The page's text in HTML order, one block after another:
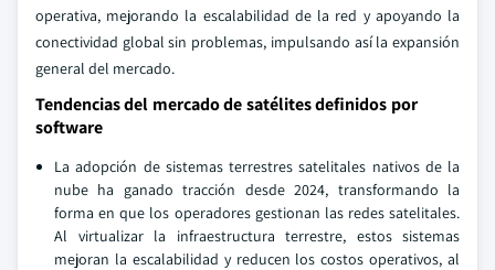
operativa, mejorando la escalabilidad de la red y apoyando la
conectividad global sin problemas, impulsando así la expansión
general del mercado.
Tendencias del mercado de satélites definidos por
software
La adopción de sistemas terrestres satelitales nativos de la
nube ha ganado tracción desde 2024, transformando la
forma en que los operadores gestionan las redes satelitales.
Al virtualizar la infraestructura terrestre, estos sistemas
mejoran la escalabilidad y reducen los costos operativos, al